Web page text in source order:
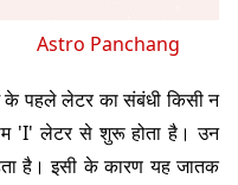
Astro Panchang
के पहले लेटर का संबंधी किसी न
'I' लेटर से शुरू होता है। उन
है। इसी के कारण यह जातक